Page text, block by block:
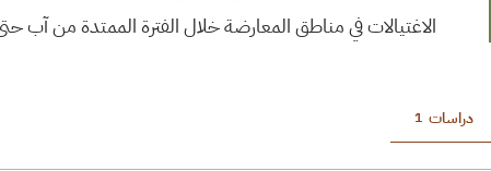
الاغتيالات في مناطق المعارضة خلال الفترة الممتدة من آب حتى
دراسات 1